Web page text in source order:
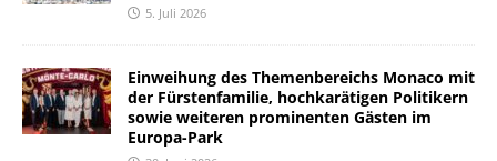
5. Juli 2026
Einweihung des Themenbereichs Monaco mit
der Fürstenfamilie, hochkarätigen Politikern
sowie weiteren prominenten Gästen im
Europa-Park